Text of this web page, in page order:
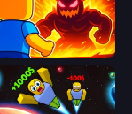
Obby: Legendary Dragon